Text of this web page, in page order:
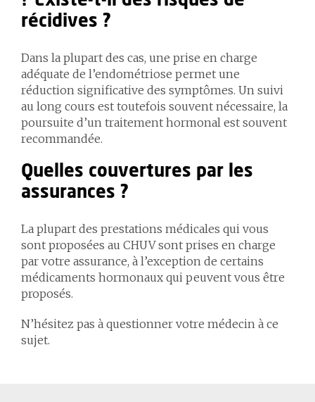
récidives ?
Dans la plupart des cas, une prise en charge
adéquate de l’endométriose permet une
réduction significative des symptômes. Un suivi
au long cours est toutefois souvent nécessaire, la
poursuite d’un traitement hormonal est souvent
recommandée.
Quelles couvertures par les
assurances ?
La plupart des prestations médicales qui vous
sont proposées au CHUV sont prises en charge
par votre assurance, à l’exception de certains
médicaments hormonaux qui peuvent vous être
proposés.
N’hésitez pas à questionner votre médecin à ce
sujet.